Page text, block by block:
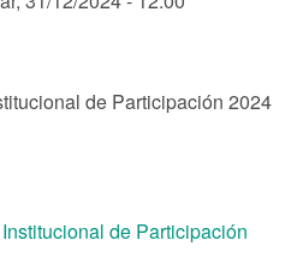
de Participación 2024
de Participación